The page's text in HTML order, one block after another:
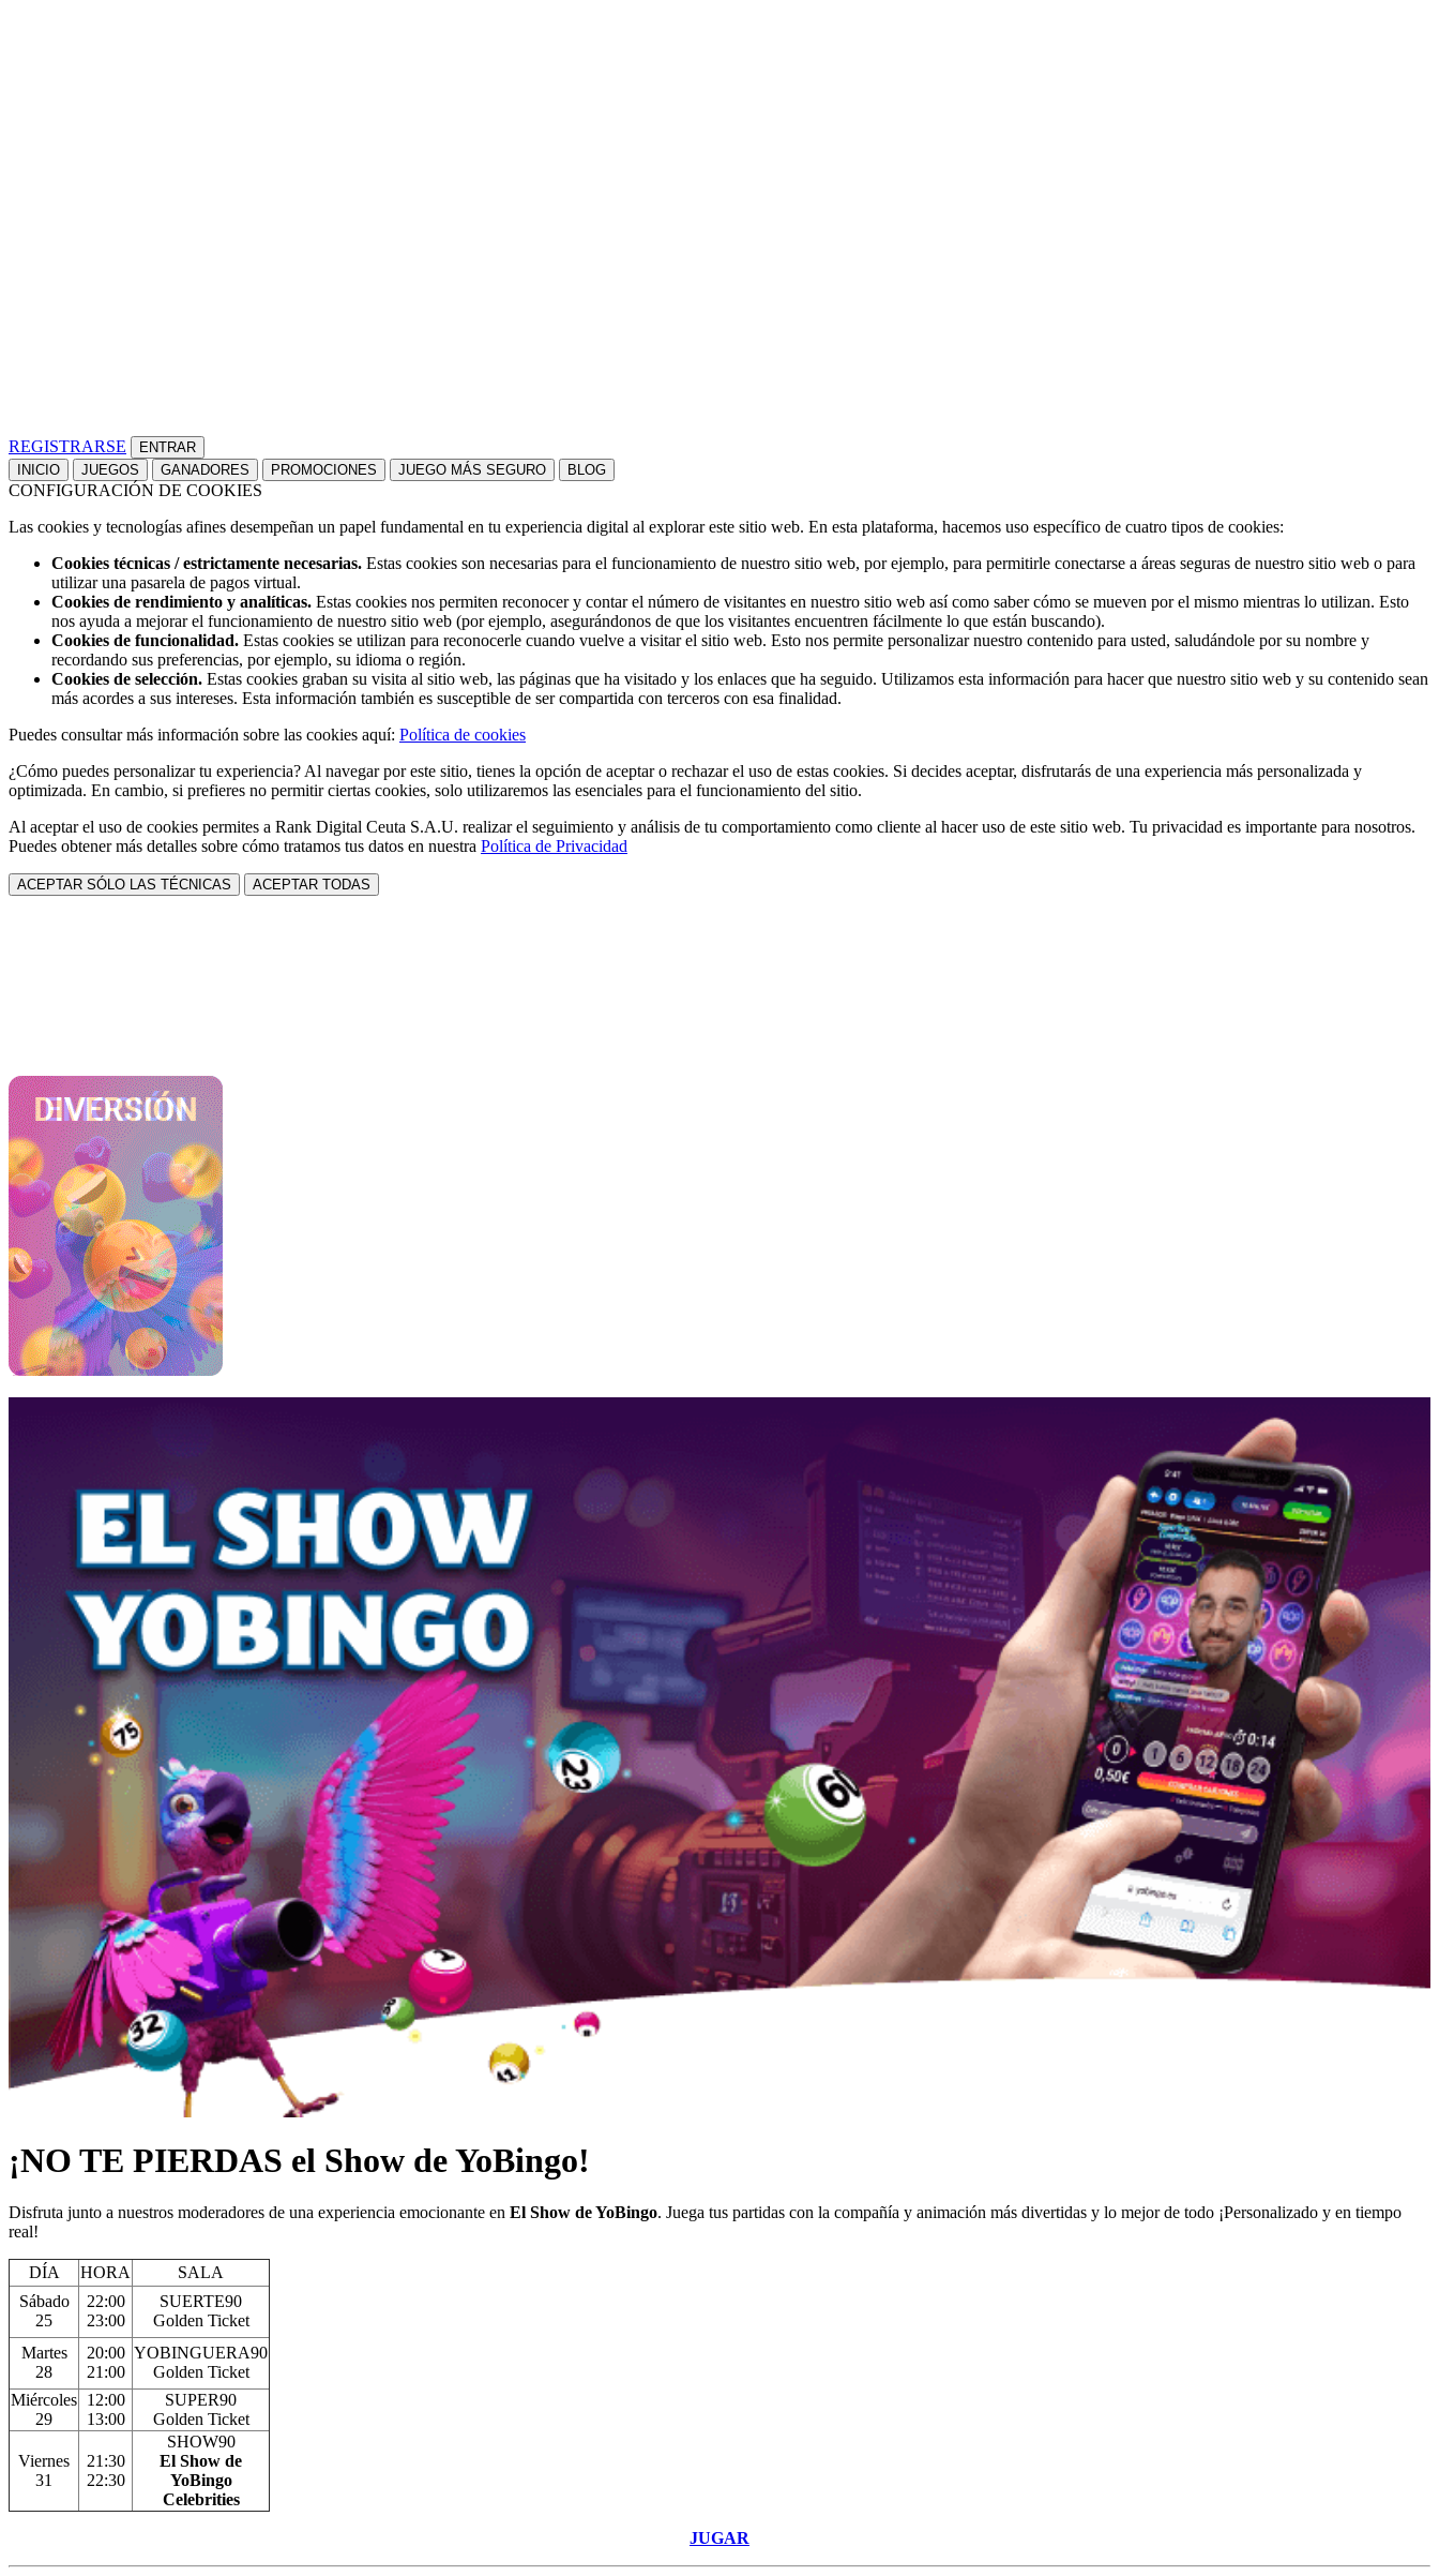
REGISTRARSE
INICIO JUEGOS GANADORES PROMOCIONES JUEGO MÁS SEGURO BLOG
CONFIGURACIÓN DE COOKIES
Las cookies y tecnologías afines desempeñan un papel fundamental en tu experiencia digital al explorar este sitio web. En esta plataforma, hacemos uso específico de cuatro tipos de cookies:
Cookies técnicas / estrictamente necesarias. Estas cookies son necesarias para el funcionamiento de nuestro sitio web, por ejemplo, para permitirle conectarse a áreas seguras de nuestro sitio web o para
utilizar una pasarela de pagos virtual.
Cookies de rendimiento y analíticas. Estas cookies nos permiten reconocer y contar el número de visitantes en nuestro sitio web así como saber cómo se mueven por el mismo mientras lo utilizan. Esto
nos ayuda a mejorar el funcionamiento de nuestro sitio web (por ejemplo, asegurándonos de que los visitantes encuentren fácilmente lo que están buscando).
Cookies de funcionalidad. Estas cookies se utilizan para reconocerle cuando vuelve a visitar el sitio web. Esto nos permite personalizar nuestro contenido para usted, saludándole por su nombre y
recordando sus preferencias, por ejemplo, su idioma o región.
Cookies de selección. Estas cookies graban su visita al sitio web, las páginas que ha visitado y los enlaces que ha seguido. Utilizamos esta información para hacer que nuestro sitio web y su contenido sean
más acordes a sus intereses. Esta información también es susceptible de ser compartida con terceros con esa finalidad.
Puedes consultar más información sobre las cookies aquí: Política de cookies
¿Cómo puedes personalizar tu experiencia? Al navegar por este sitio, tienes la opción de aceptar o rechazar el uso de estas cookies. Si decides aceptar, disfrutarás de una experiencia más personalizada y
optimizada. En cambio, si prefieres no permitir ciertas cookies, solo utilizaremos las esenciales para el funcionamiento del sitio.
Al aceptar el uso de cookies permites a Rank Digital Ceuta S.A.U. realizar el seguimiento y análisis de tu comportamiento como cliente al hacer uso de este sitio web. Tu privacidad es importante para nosotros.
Puedes obtener más detalles sobre cómo tratamos tus datos en nuestra Política de Privacidad
ACEPTAR SÓLO LAS TÉCNICAS ACEPTAR TODAS
¡NO TE PIERDAS el Show de YoBingo!
Disfruta junto a nuestros moderadores de una experiencia emocionante en El Show de YoBingo. Juega tus partidas con la compañía y animación más divertidas y lo mejor de todo ¡Personalizado y en tiempo
real!
DÍA HORA
SALA
Sábado
25
22:00
23:00
SUERTE90
Golden Ticket
Martes
28
20:00
21:00
YOBINGUERA90
Golden Ticket
Miércoles
29
12:00
13:00
SUPER90
Golden Ticket
Viernes
31
21:30
22:30
SHOW90
El Show de
YoBingo
Celebrities
JUGAR